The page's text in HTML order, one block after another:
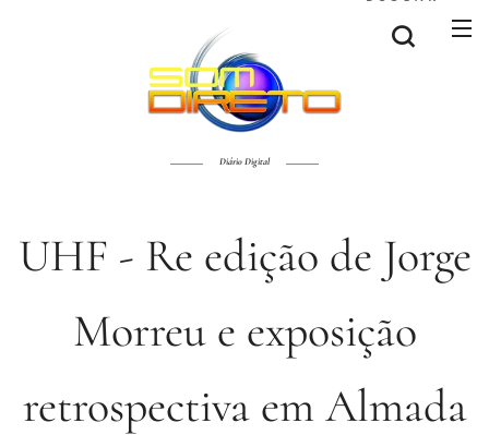
Diário Digital
UHF - Re edição de Jorge
Morreu e exposição
retrospectiva em Almada